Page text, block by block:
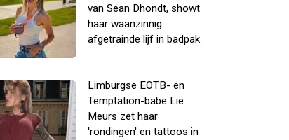
van Sean Dhondt, showt
haar waanzinnig
afgetrainde lijf in badpak
Limburgse EOTB- en
Temptation-babe Lie
Meurs zet haar
'rondingen' en tattoos in